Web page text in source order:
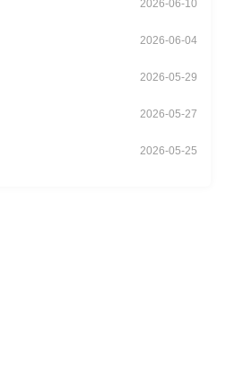
2026-06-10
2026-06-04
2026-05-29
2026-05-27
2026-05-25